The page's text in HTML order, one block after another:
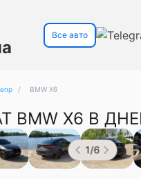
Все авто
/ BMW X6
BMW X6 В
1/6